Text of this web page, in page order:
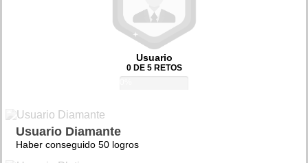
Usuario
0 DE 5 RETOS
Usuario Diamante
Haber conseguido 50 logros